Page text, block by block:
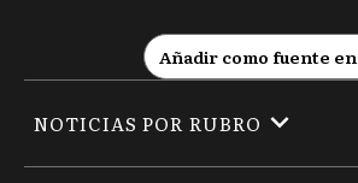
Añadir como fuente en
NOTICIAS POR RUBRO